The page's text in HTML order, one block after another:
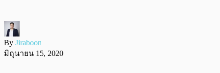
By Jiraboon
มิถุนายน 15, 2020